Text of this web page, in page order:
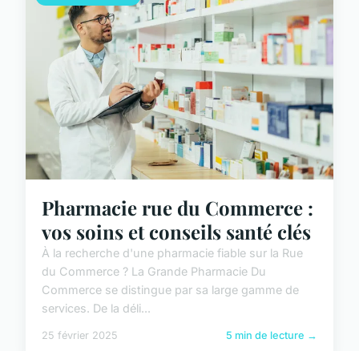
Pharmacie rue du Commerce :
vos soins et conseils santé clés
À la recherche d'une pharmacie fiable sur la Rue
du Commerce ? La Grande Pharmacie Du
Commerce se distingue par sa large gamme de
services. De la déli...
25 février 2025 5 min de lecture →